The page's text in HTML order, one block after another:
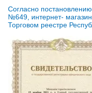
Согласно
№649, интернет-
Торговом реестре